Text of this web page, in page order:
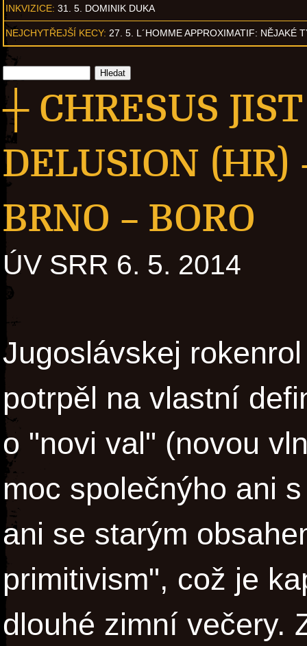
INKVIZICE: 31. 5. DOMINIK DUKA
NEJCHYTŘEJŠÍ KECY: 27. 5. L´HOMME APPROXIMATIF: NĚJAKÉ
┼ CHRESUS
DELUSION (HR)
BRNO – BORO
ÚV SRR 6. 5. 2014
Jugoslávskej
potrpěl na vlastní
o "novi val" (novou
moc společnýho ani
ani se starým
primitivism", což je
dlouhé zimní večery.